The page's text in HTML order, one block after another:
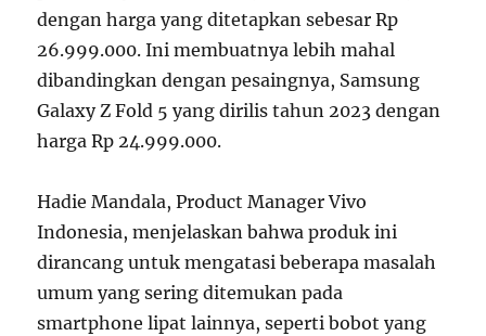
dengan harga yang ditetapkan sebesar Rp
26.999.000. Ini membuatnya lebih mahal
dibandingkan dengan pesaingnya, Samsung
Galaxy Z Fold 5 yang dirilis tahun 2023 dengan
harga Rp 24.999.000.
Hadie Mandala, Product Manager Vivo
Indonesia, menjelaskan bahwa produk ini
dirancang untuk mengatasi beberapa masalah
umum yang sering ditemukan pada
smartphone lipat lainnya, seperti bobot yang